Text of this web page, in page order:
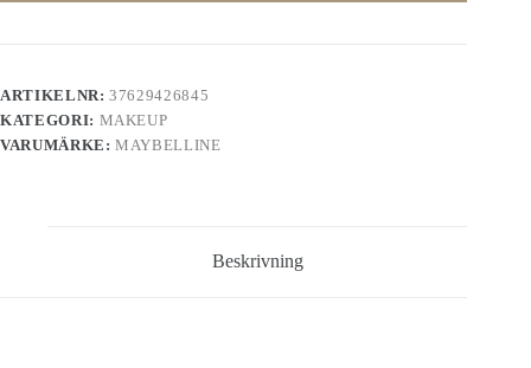
ARTIKELNR:37629426845
KATEGORI: MAKEUP
VARUMÄRKE:MAYBELLINE
Beskrivning